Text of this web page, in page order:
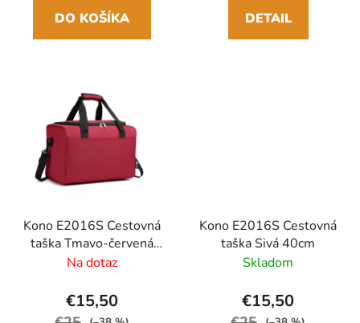
DO KOŠÍKA DETAIL
Kono E2016S Cestovná
taška Tmavo-červená
40cm
Na dotaz
€15,50
Kono E2016S Cestovná
taška Sivá 40cm
Skladom
€15,50